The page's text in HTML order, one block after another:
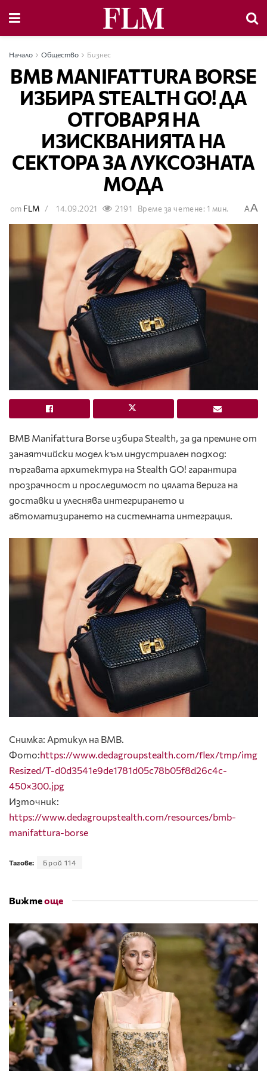
Начало Общество Бизнес
BMB MANIFATTURA BORSE
ИЗБИРА STEALTH GO! ДА
ОТГОВАРЯ НА
ИЗИСКВАНИЯТА НА
СЕКТОРА ЗА ЛУКСОЗНАТА
МОДА
от FLM 14.09.2021 2191 Време за четене: 1 мин. AA
BMB Manifattura Borse избира Stealth, за да премине от
занаятчийски модел към индустриален подход:
пъргавата архитектура на Stealth GO! гарантира
прозрачност и проследимост по цялата верига на
доставки и улеснява интегрирането и
автоматизирането на системната интеграция.
Снимка: Артикул на BMB.
Фото:https://www.dedagroupstealth.com/flex/tmp/img
Resized/T-d0d3541e9de1781d05c78b05f8d26c4c-
450×300.jpg
Източник:
https://www.dedagroupstealth.com/resources/bmb-
manifattura-borse
Тагове: Брой 114
Вижтеоще